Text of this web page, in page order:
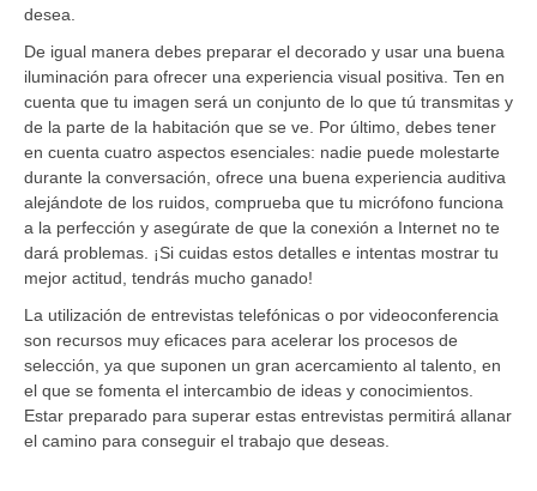
desea.
De igual manera debes preparar el decorado y usar una buena
iluminación para ofrecer una experiencia visual positiva. Ten en
cuenta que tu imagen será un conjunto de lo que tú transmitas y
de la parte de la habitación que se ve. Por último, debes tener
en cuenta cuatro aspectos esenciales: nadie puede molestarte
durante la conversación, ofrece una buena experiencia auditiva
alejándote de los ruidos, comprueba que tu micrófono funciona
a la perfección y asegúrate de que la conexión a Internet no te
dará problemas. ¡Si cuidas estos detalles e intentas mostrar tu
mejor actitud, tendrás mucho ganado!
La utilización de entrevistas telefónicas o por videoconferencia
son recursos muy eficaces para acelerar los procesos de
selección, ya que suponen un gran acercamiento al talento, en
el que se fomenta el intercambio de ideas y conocimientos.
Estar preparado para superar estas entrevistas permitirá allanar
el camino para conseguir el trabajo que deseas.